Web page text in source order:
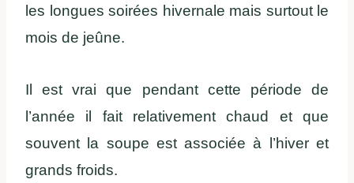
les longues soirées hivernale mais surtout le
mois de jeûne.
Il est vrai que pendant cette période de
l’année il fait relativement chaud et que
souvent la soupe est associée à l’hiver et
grands froids.